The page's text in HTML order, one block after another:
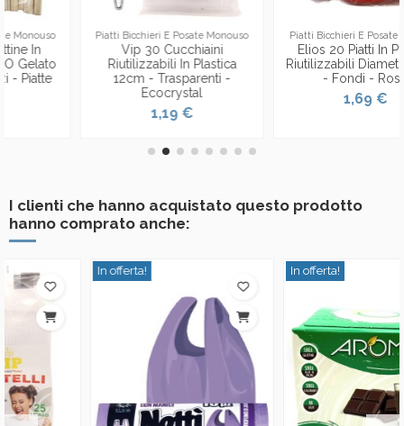
Piatti Bicchieri E Posate Monouso
Vip 30 Cucchiaini
Riutilizzabili In Plastica
12cm - Trasparenti -
Piatti Bicchieri E Posate Monouso
Elios 20 Piatti In Plastica
Riutilizzabili Diametro 21cm
- Fondi - Rossi
I clienti che hanno acquistato questo prodotto
hanno comprato anche:
In offerta!